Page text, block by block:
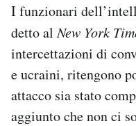
I funzionari
detto alNew York
intercettazioni di
e ucraini, ritengono
attacco sia stato
aggiunto che non ci